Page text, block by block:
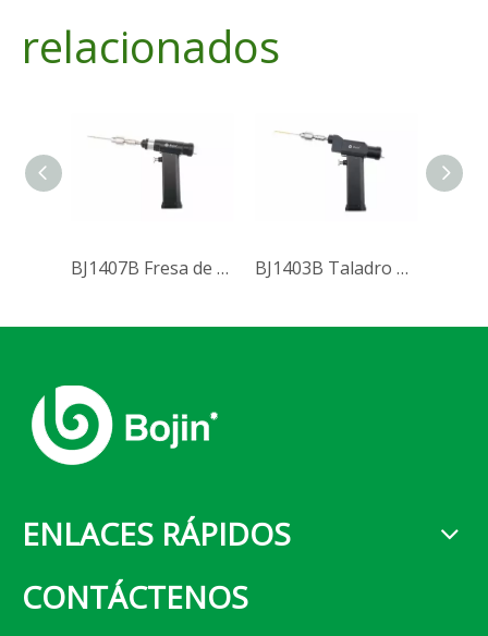
relacionados
BJ1407B Fresa de escariado del acetábulo (Sistema 1400) BJ1403B Taladro de doble canulado (Sistema 1400)
ENLACES RÁPIDOS
CONTÁCTENOS